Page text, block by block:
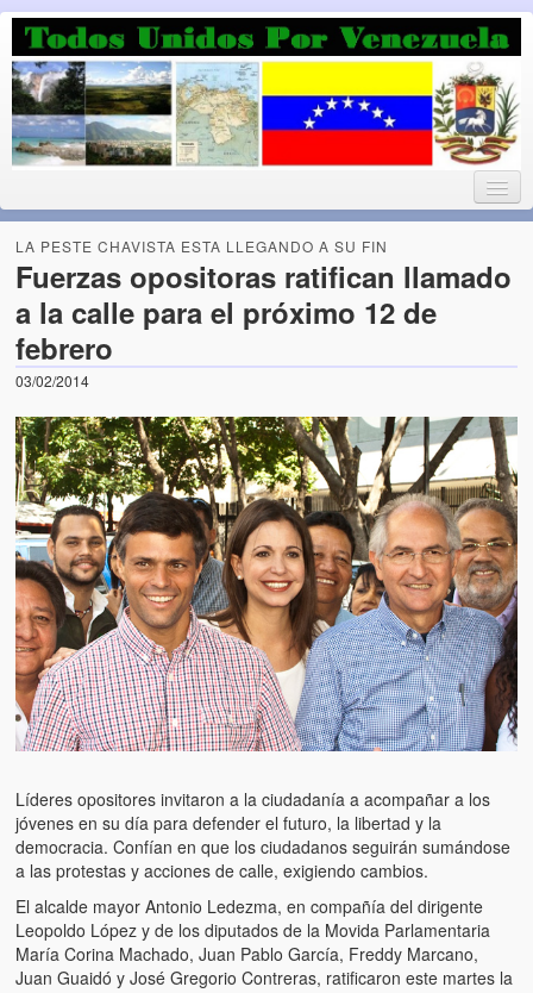
Luchando por la Democracia
Fuera el chavismo, la peor peste que le ha caido a esta tierra
Home
¡Bienvenido!
Todos Unidos por Venezuela te da la bienvenida a éste nuestro
Blog. (Todos Unidos por Venezuela welcomes you to our Blog)
Acerca de este blog (About this Blog)
Artículos
El Tipo y los Rojos en Los Teques (The Jerk and the Reds in
Teques)
Hablé con Chavistas (I spoke with chavistas)
La burla del Chavez “tan amante de los niños” (The mockery of
Chavez “such a children lover”)
Venezuela)
Luis y El Mono… en armas (Luis and El Mono… armed)
Puente Llaguno, Miraflores… ¿y Lina?
Radio Emisoras y canales de televisión clausurados por el
de Chávez hasta el 2009
LA PESTE CHAVISTA ESTA LLEGANDO A SU FIN
Fuerzas opositoras ratifican llamado
a la calle para el próximo 12 de
febrero
03/02/2014
Líderes opositores invitaron a la ciudadanía a acompañar a los
jóvenes en su día para defender el futuro, la libertad y la
democracia. Confían en que los ciudadanos seguirán sumándose
a las protestas y acciones de calle, exigiendo cambios.
El alcalde mayor Antonio Ledezma, en compañía del dirigente
Leopoldo López y de los diputados de la Movida Parlamentaria
María Corina Machado, Juan Pablo García, Freddy Marcano,
Juan Guaidó y José Gregorio Contreras, ratificaron este martes la